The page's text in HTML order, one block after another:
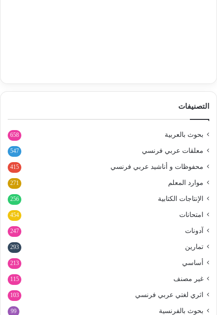
التصنيفات
بحوث بالعربية 658
معلقات عربي فرنسي 547
محفوظات و أناشيد عربي فرنسي 415
موارد المعلم 271
الإنتاجات الكتابية 256
امتحانات 454
آدونات 247
تمارين 293
أساسي 213
غير مصنف 115
اثري لغتي عربي فرنسي 103
بحوث بالفرنسية 99